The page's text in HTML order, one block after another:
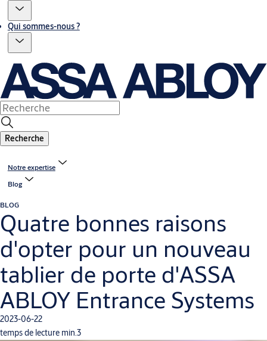
Qui sommes-nous ?
Recherche
Notre expertise
Blog
BLOG
Quatre bonnes raisons
d'opter pour un nouveau
tablier de porte d'ASSA
ABLOY Entrance Systems
2023-06-22
temps de lecture min.3